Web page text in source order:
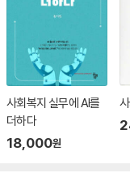
사회복지 실무에 AI를
더하다
18,000원